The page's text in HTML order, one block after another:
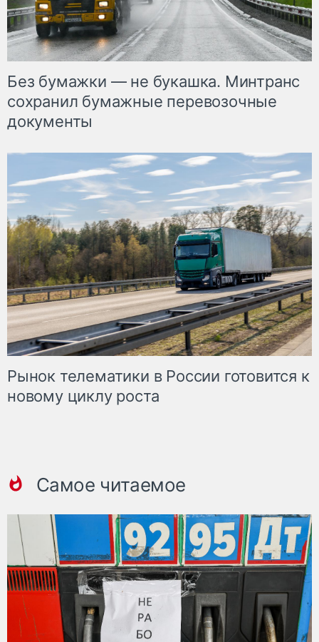
Без бумажки — не букашка. Минтранс
сохранил бумажные перевозочные
документы
Рынок телематики в России готовится к
новому циклу роста
Самое читаемое